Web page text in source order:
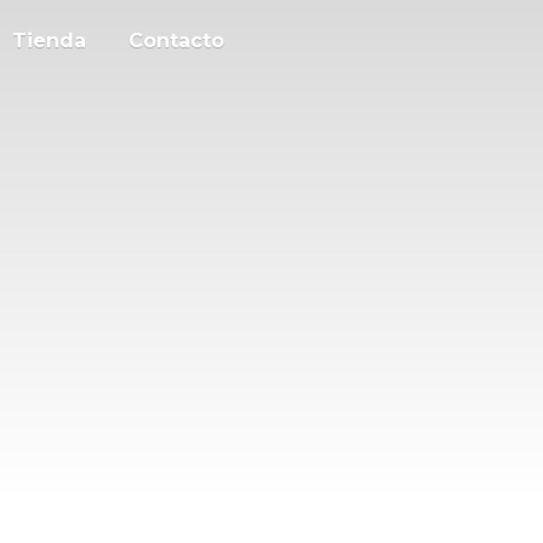
Tienda Contacto